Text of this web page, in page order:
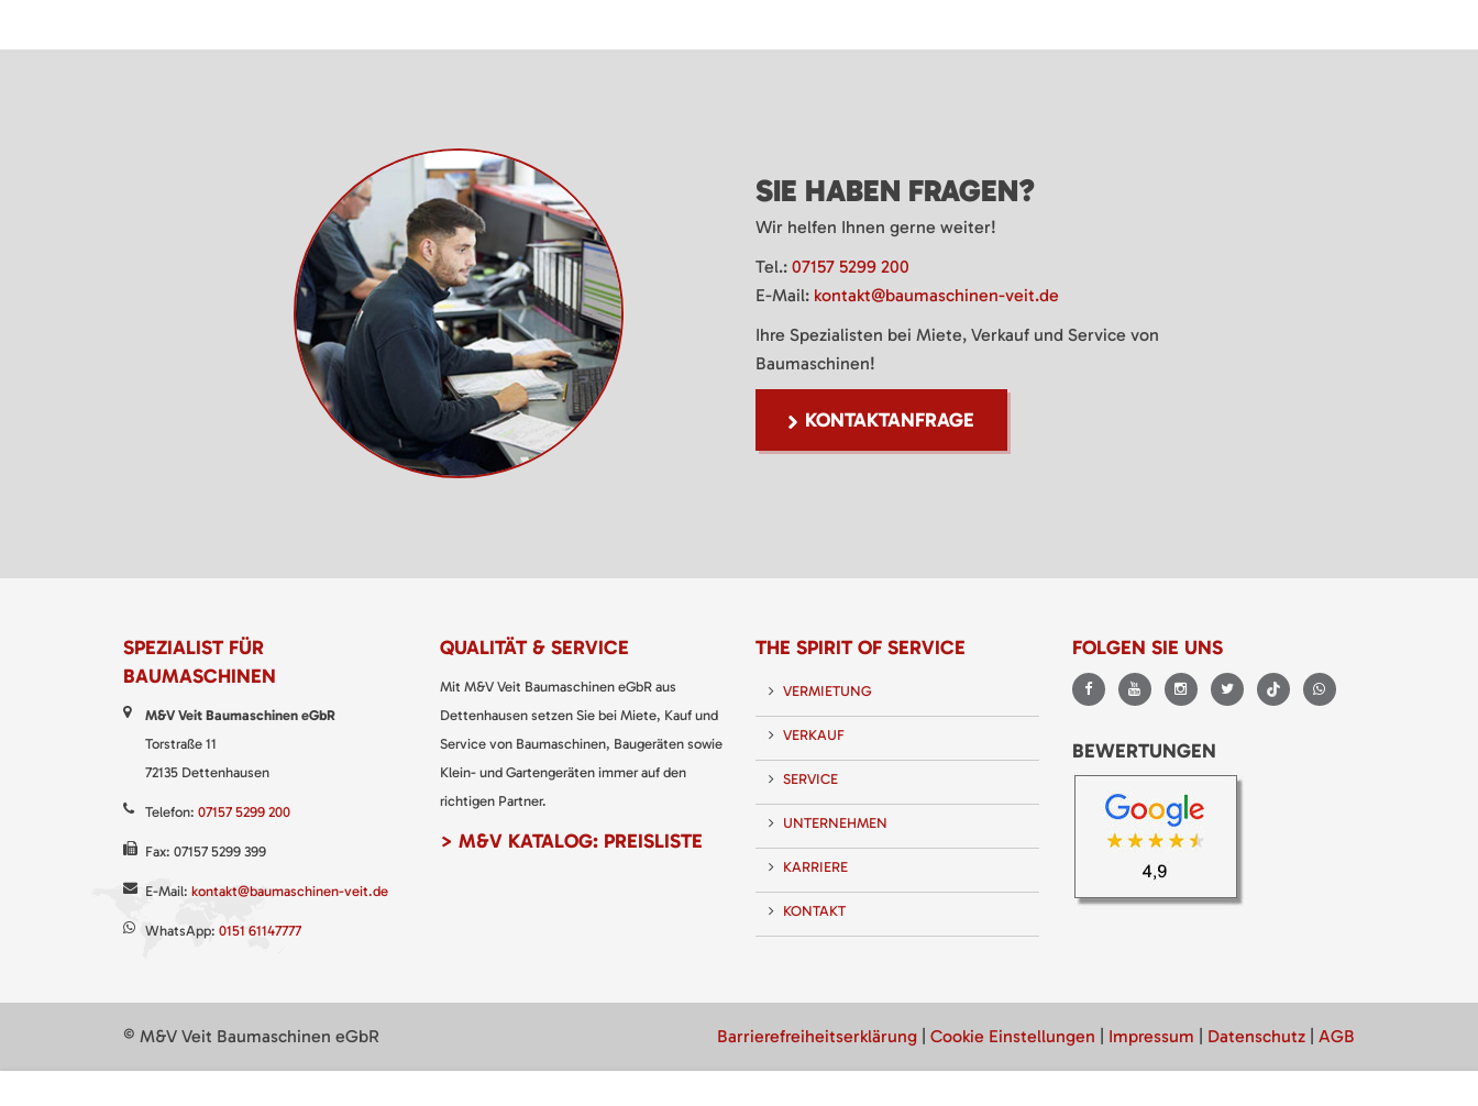
SIE HABEN FRAGEN?
Wir helfen Ihnen gerne weiter!
Tel.: 07157 5299 200
E-Mail: kontakt@baumaschinen-veit.de
Ihre Spezialisten bei Miete, Verkauf und Service von
Baumaschinen!
KONTAKTANFRAGE
SPEZIALIST FÜR
BAUMASCHINEN
M&V Veit Baumaschinen eGbR
Torstraße 11
72135 Dettenhausen
Telefon: 07157 5299 200
Fax: 07157 5299 399
E-Mail: kontakt@baumaschinen-veit.de
WhatsApp: 0151 61147777
QUALITÄT & SERVICE
Mit M&V Veit Baumaschinen eGbR aus
Dettenhausen setzen Sie bei Miete, Kauf und
Service von Baumaschinen, Baugeräten sowie
Klein- und Gartengeräten immer auf den
richtigen Partner.
> M&V KATALOG: PREISLISTE
THE SPIRIT OF SERVICE
VERMIETUNG
VERKAUF
SERVICE
UNTERNEHMEN
KARRIERE
KONTAKT
FOLGEN SIE UNS
BEWERTUNGEN
© M&V Veit Baumaschinen eGbR Barrierefreiheitserklärung Cookie Einstellungen Impressum Datenschutz AGB